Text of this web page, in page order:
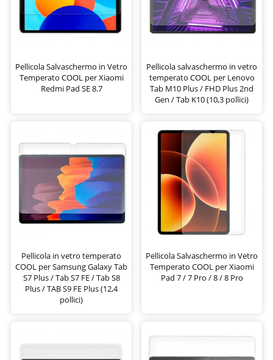
Pellicola Salvaschermo in Vetro
Temperato COOL per Xiaomi
Redmi Pad SE 8.7
Pellicola salvaschermo in vetro
temperato COOL per Lenovo
Tab M10 Plus / FHD Plus 2nd
Gen / Tab K10 (10,3 pollici)
Pellicola in vetro temperato
COOL per Samsung Galaxy Tab
S7 Plus / Tab S7 FE / Tab S8
Plus / TAB S9 FE Plus (12,4
pollici)
Pellicola Salvaschermo in Vetro
Temperato COOL per Xiaomi
Pad 7 / 7 Pro / 8 / 8 Pro